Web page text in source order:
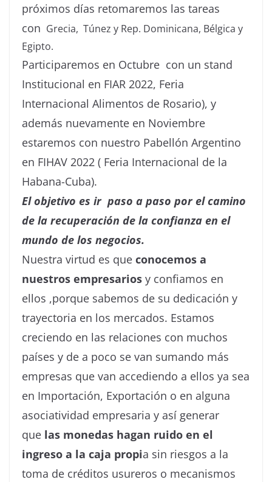
próximos días retomaremos las tareas
con Grecia, Túnez y Rep. Dominicana, Bélgica y
Egipto.
Participaremos en Octubre con un stand
Institucional en FIAR 2022, Feria
Internacional Alimentos de Rosario), y
además nuevamente en Noviembre
estaremos con nuestro Pabellón Argentino
en FIHAV 2022 ( Feria Internacional de la
Habana-Cuba).
El objetivo es ir paso a paso por el camino
de la recuperación de la confianza en el
mundo de los negocios.
Nuestra virtud es que conocemos a
nuestros empresarios y confiamos en
ellos ,porque sabemos de su dedicación y
trayectoria en los mercados. Estamos
creciendo en las relaciones con muchos
países y de a poco se van sumando más
empresas que van accediendo a ellos ya sea
en Importación, Exportación o en alguna
asociatividad empresaria y así generar
que las monedas hagan ruido en el
ingreso a la caja propia sin riesgos a la
toma de créditos usureros o mecanismos